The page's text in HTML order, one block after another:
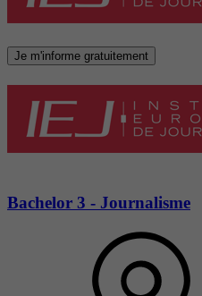
Je m'informe gratuitement
Bachelor 3 - Journalisme